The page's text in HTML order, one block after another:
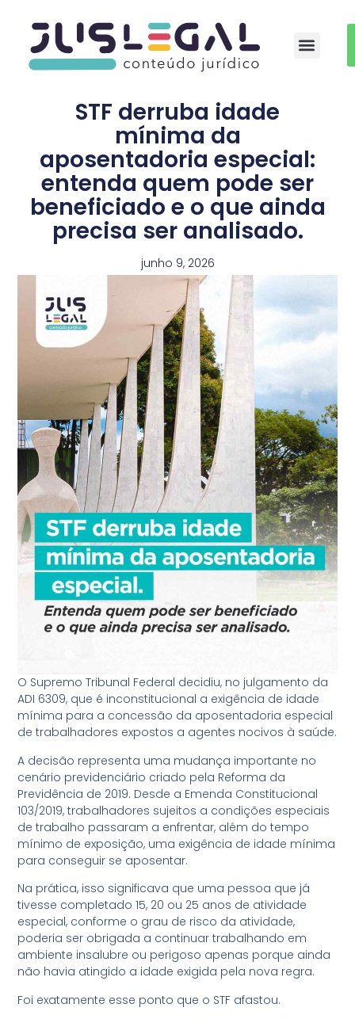
STF derruba idade
mínima da
aposentadoria especial:
entenda quem pode ser
beneficiado e o que ainda
precisa ser analisado.
junho 9, 2026
O Supremo Tribunal Federal decidiu, no julgamento da
ADI 6309, que é inconstitucional a exigência de idade
mínima para a concessão da aposentadoria especial
de trabalhadores expostos a agentes nocivos à saúde.
A decisão representa uma mudança importante no
cenário previdenciário criado pela Reforma da
Previdência de 2019. Desde a Emenda Constitucional
103/2019, trabalhadores sujeitos a condições especiais
de trabalho passaram a enfrentar, além do tempo
mínimo de exposição, uma exigência de idade mínima
para conseguir se aposentar.
Na prática, isso significava que uma pessoa que já
tivesse completado 15, 20 ou 25 anos de atividade
especial, conforme o grau de risco da atividade,
poderia ser obrigada a continuar trabalhando em
ambiente insalubre ou perigoso apenas porque ainda
não havia atingido a idade exigida pela nova regra.
Foi exatamente esse ponto que o STF afastou.